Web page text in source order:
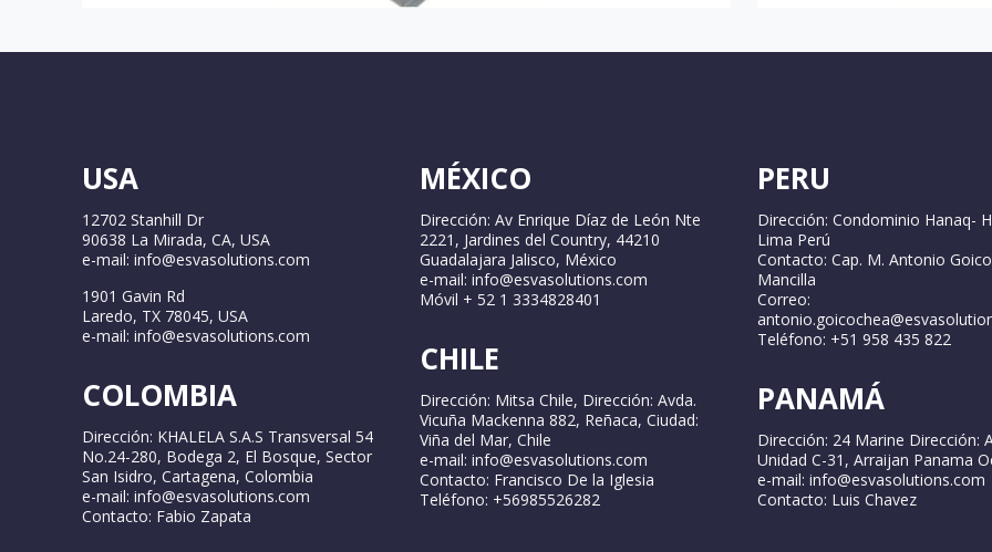
USA
12702 Stanhill Dr
90638 La Mirada, CA, USA
e-mail: info@esvasolutions.com
1901 Gavin Rd
Laredo, TX 78045, USA
e-mail: info@esvasolutions.com
COLOMBIA
Dirección: KHALELA S.A.S Transversal 54
No.24-280, Bodega 2, El Bosque, Sector
San Isidro, Cartagena, Colombia
e-mail: info@esvasolutions.com
Contacto: Fabio Zapata
MÉXICO
Dirección: Av Enrique Díaz de León Nte
2221, Jardines del Country, 44210
Guadalajara Jalisco, México
e-mail: info@esvasolutions.com
Móvil + 52 1 3334828401
CHILE
Dirección: Mitsa Chile, Dirección: Avda.
Vicuña Mackenna 882, Reñaca, Ciudad:
Viña del Mar, Chile
e-mail: info@esvasolutions.com
Contacto: Francisco De la Iglesia
Teléfono: +56985526282
PERU
Dirección: Condominio Hanaq-
Lima Perú
Contacto: Cap. M. Antonio
Mancilla
Correo:
Teléfono: +51 958 435 822
PANAMÁ
Dirección: 24 Marine Dirección:
Unidad C-31, Arraijan Panama
e-mail: info@esvasolutions.com
Contacto: Luis Chavez